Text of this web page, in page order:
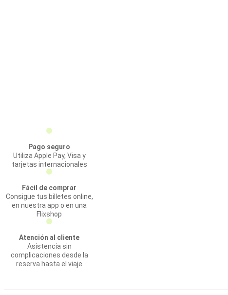
Pago seguro
Utiliza Apple Pay, Visa y
tarjetas internacionales
Fácil de comprar
Consigue tus billetes online,
en nuestra app o en una
Flixshop
Atención al cliente
Asistencia sin
complicaciones desde la
reserva hasta el viaje